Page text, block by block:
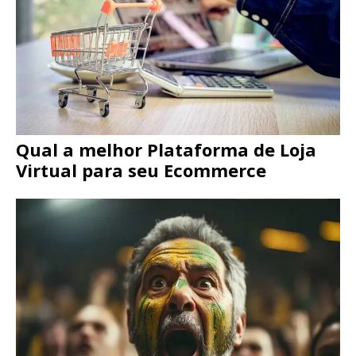
Qual a melhor Plataforma de Loja
Virtual para seu Ecommerce